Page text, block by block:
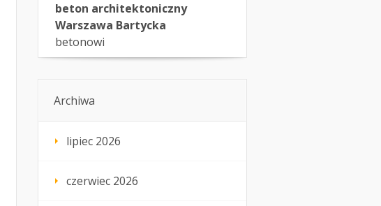
beton architektoniczny
Warszawa Bartycka
betonowi
Archiwa
lipiec 2026
czerwiec 2026